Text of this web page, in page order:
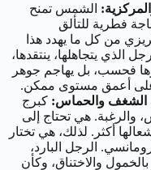
الشمس تمنح
فطرية للتألق
من كل ما يهدد هذا
الذي يتجاهلها، ينتقدها،
فحسب، بل يهاجم جوهر
على أعمق مستوى ممكن.
كبرج
والرغبة. هي تحتاج إلى
أكثر. لذلك، هي تختار
الرجل البارد،
والاختناق، وكأن